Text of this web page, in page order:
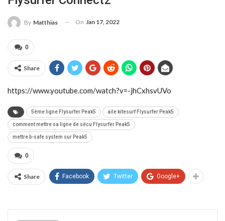
By Matthias On Jan 17, 2022
0
Share
https://www.youtube.com/watch?v=-jhCxhsvUVo
5ème ligne Flysurfer Peak5 aile kitesurf Flysurfer Peak5
comment mettre sa ligne de sécu Flysurfer Peak5
mettre b-safe system sur Peak5
0
Share Facebook Twitter Google+